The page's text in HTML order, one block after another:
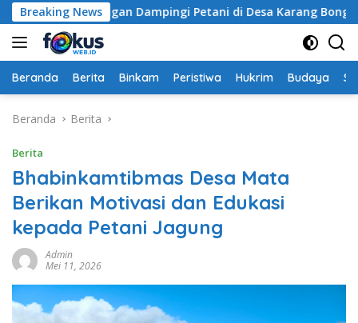
Langsung
ke
konten
Breaking News
Tangan Dampingi Petani di Desa Karang Bongkot
Beranda Berita Binkam Peristiwa Hukrim Budaya
Beranda Berita
Berita
Bhabinkamtibmas Desa Mata
Berikan Motivasi dan Edukasi
kepada Petani Jagung
Admin
Mei 11, 2026